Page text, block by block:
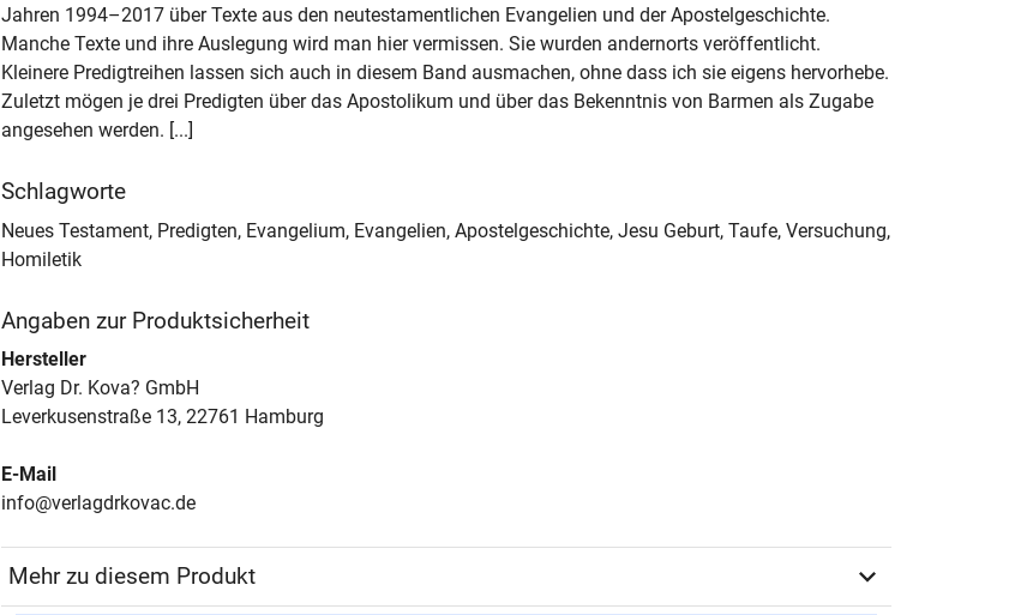
Jahren 1994–2017 über Texte aus den neutestamentlichen Evangelien und der Apostelgeschichte.
Manche Texte und ihre Auslegung wird man hier vermissen. Sie wurden andernorts veröffentlicht.
Kleinere Predigtreihen lassen sich auch in diesem Band ausmachen, ohne dass ich sie eigens hervorhebe.
Zuletzt mögen je drei Predigten über das Apostolikum und über das Bekenntnis von Barmen als Zugabe
angesehen werden. [...]
Schlagworte
Neues Testament, Predigten, Evangelium, Evangelien, Apostelgeschichte, Jesu Geburt, Taufe, Versuchung,
Homiletik
Angaben zur Produktsicherheit
Hersteller
Verlag Dr. Kova? GmbH
Leverkusenstraße 13, 22761 Hamburg
E-Mail
info@verlagdrkovac.de
Mehr zu diesem Produkt